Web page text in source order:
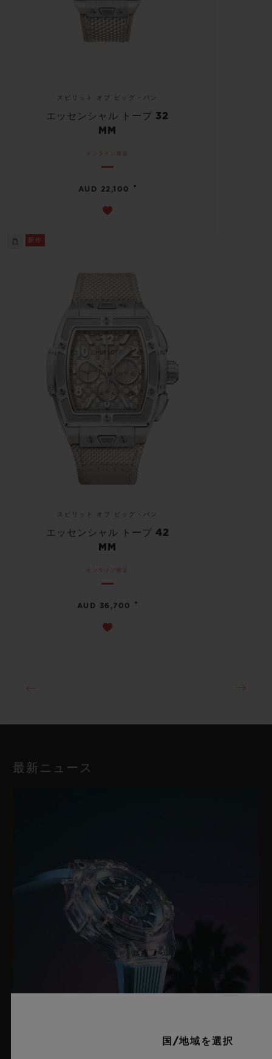
スピリット オブ ビッグ・バン
エッセンシャル トープ 32
MM
オンライン限定
AUD 22,100 •
新作
スピリット オブ ビッグ・バン
エッセンシャル トープ 42
MM
オンライン限定
AUD 36,700 •
最新ニュース
ビッグ・バン サファイア スカイブルー
国/地域を選択